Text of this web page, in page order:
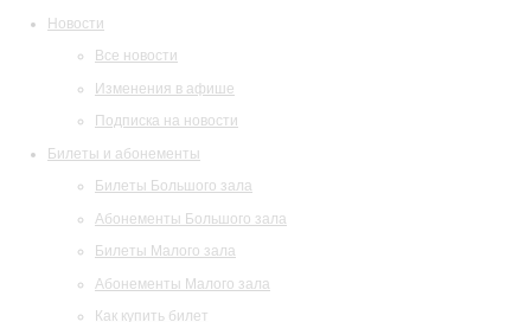
Новости
Все новости
Изменения в афише
Подписка на новости
Билеты и абонементы
Билеты Большого зала
Абонементы Большого зала
Билеты Малого зала
Абонементы Малого зала
Как купить билет